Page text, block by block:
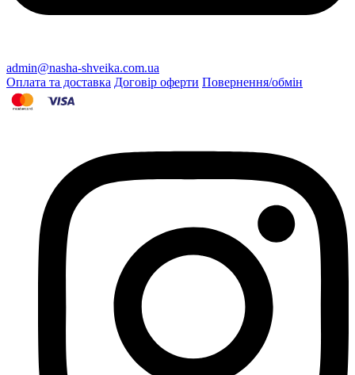
admin@nasha-shveika.com.ua
Оплата та доставка Договір оферти Повернення/обмін